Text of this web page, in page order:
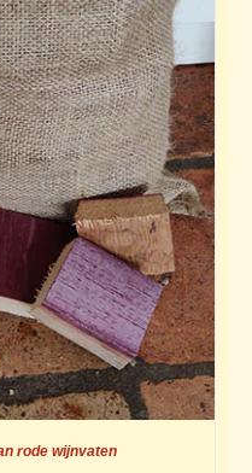
rode wijnvaten